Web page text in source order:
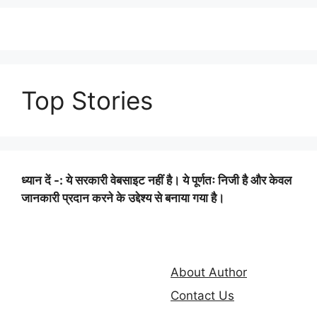
Top Stories
ध्यान दें -: ये सरकारी वेबसाइट नहीं है। ये पूर्णतः निजी है और केवल
जानकारी प्रदान करने के उद्देश्य से बनाया गया है।
About Author
Contact Us